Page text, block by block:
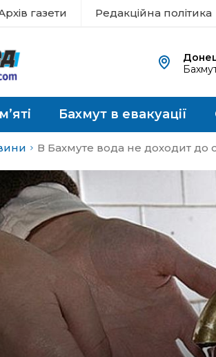
газети Редакційна політика
Бахмут в евакуації
В Бахмуте вода не доходит до